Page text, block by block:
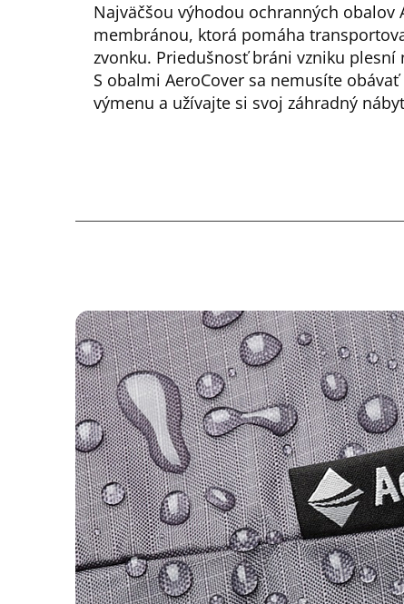
Najväčšou výhodou ochranných obalov
membránou, ktorá pomáha
zvonku. Priedušnosť bráni vzniku
S obalmi AeroCover sa nemusíte
výmenu a užívajte si svoj záhradný